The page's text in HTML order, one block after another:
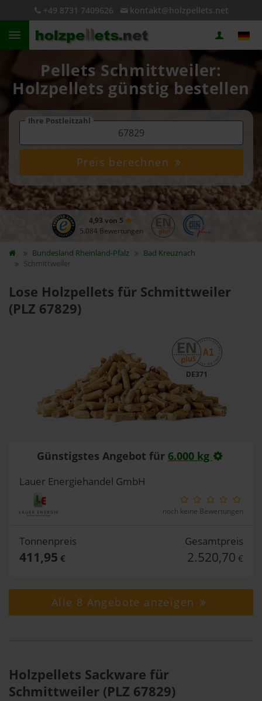
+49 8731 7409626 kontakt@holzpellets.net
Pellets Schmittweiler:
Holzpellets günstig bestellen
Ihre Postleitzahl
Preis berechnen
4,93 von 5
5.084 Bewertungen
Bundesland Rheinland-Pfalz
Bad Kreuznach
Schmittweiler
Lose Holzpellets für Schmittweiler
(PLZ 67829)
DE371
Günstigstes Angebot für 6.000 kg
Lauer Energiehandel GmbH
noch keine Bewertungen
Tonnenpreis
411,95 €
Gesamtpreis
2.520,70 €
Alle 8 Angebote anzeigen
Holzpellets Sackware für
Schmittweiler (PLZ 67829)